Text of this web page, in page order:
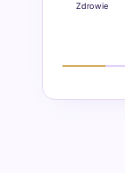
Zdrowie